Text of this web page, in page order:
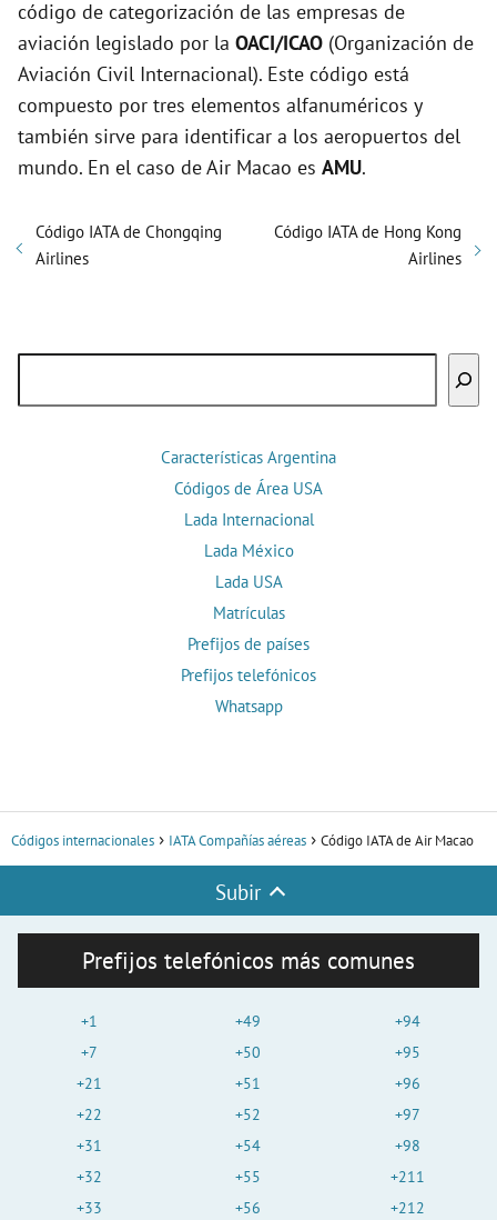
código de categorización de las empresas de
aviación legislado por la OACI/ICAO (Organización de
Aviación Civil Internacional). Este código está
compuesto por tres elementos alfanuméricos y
también sirve para identificar a los aeropuertos del
mundo. En el caso de Air Macao es AMU.
Código IATA de Chongqing
Airlines
Código IATA de Hong Kong
Airlines
Características Argentina
Códigos de Área USA
Lada Internacional
Lada México
Lada USA
Matrículas
Prefijos de países
Prefijos telefónicos
Whatsapp
Códigos internacionales IATA Compañías aéreas Código IATA de Air Macao
Subir
Prefijos telefónicos más comunes
+1
+7
+21
+22
+31
+32
+33
+49
+50
+51
+52
+54
+55
+56
+94
+95
+96
+97
+98
+211
+212